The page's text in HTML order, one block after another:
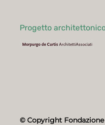
Progetto
© Copyright